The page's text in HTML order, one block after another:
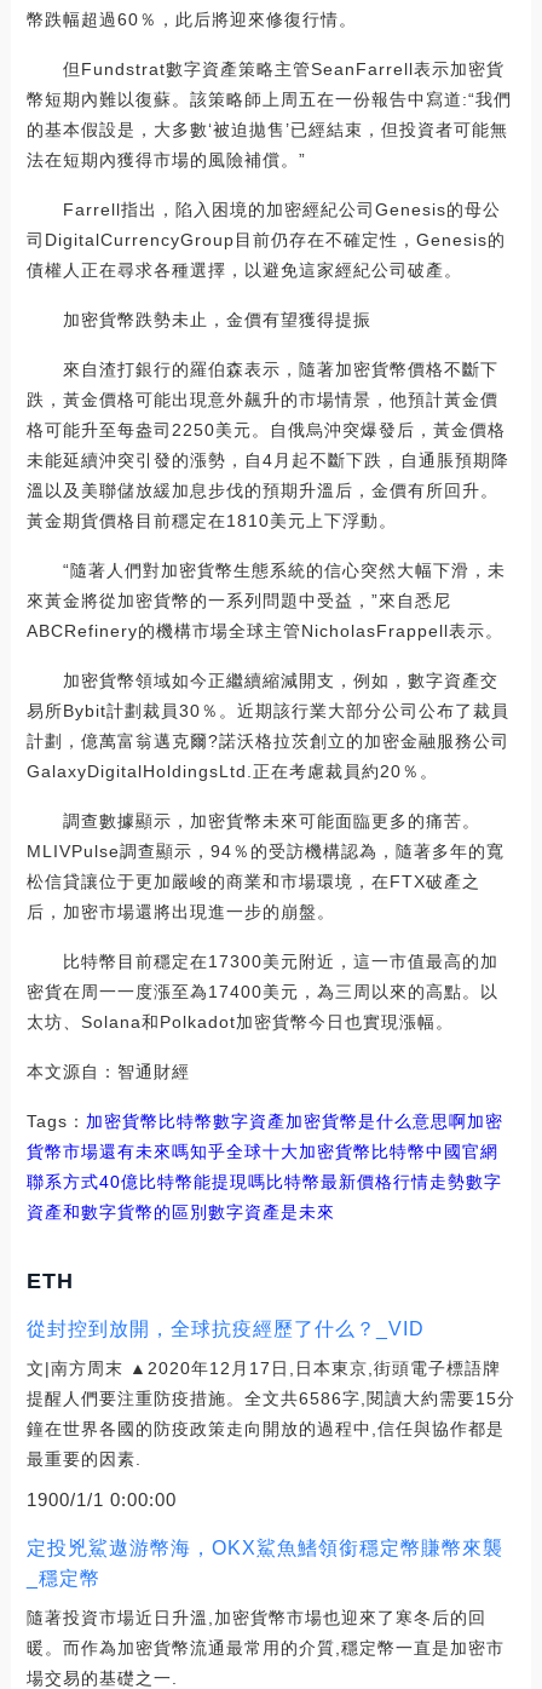
幣跌幅超過60％，此后將迎來修復行情。
但Fundstrat數字資產策略主管SeanFarrell表示加密貨
幣短期內難以復蘇。該策略師上周五在一份報告中寫道:“我們
的基本假設是，大多數‘被迫拋售’已經結束，但投資者可能無
法在短期內獲得市場的風險補償。”
Farrell指出，陷入困境的加密經紀公司Genesis的母公
司DigitalCurrencyGroup目前仍存在不確定性，Genesis的
債權人正在尋求各種選擇，以避免這家經紀公司破產。
加密貨幣跌勢未止，金價有望獲得提振
來自渣打銀行的羅伯森表示，隨著加密貨幣價格不斷下
跌，黃金價格可能出現意外飆升的市場情景，他預計黃金價
格可能升至每盎司2250美元。自俄烏沖突爆發后，黃金價格
未能延續沖突引發的漲勢，自4月起不斷下跌，自通脹預期降
溫以及美聯儲放緩加息步伐的預期升溫后，金價有所回升。
黃金期貨價格目前穩定在1810美元上下浮動。
“隨著人們對加密貨幣生態系統的信心突然大幅下滑，未
來黃金將從加密貨幣的一系列問題中受益，”來自悉尼
ABCRefinery的機構市場全球主管NicholasFrappell表示。
加密貨幣領域如今正繼續縮減開支，例如，數字資產交
易所Bybit計劃裁員30％。近期該行業大部分公司公布了裁員
計劃，億萬富翁邁克爾?諾沃格拉茨創立的加密金融服務公司
GalaxyDigitalHoldingsLtd.正在考慮裁員約20％。
調查數據顯示，加密貨幣未來可能面臨更多的痛苦。
MLIVPulse調查顯示，94％的受訪機構認為，隨著多年的寬
松信貸讓位于更加嚴峻的商業和市場環境，在FTX破產之
后，加密市場還將出現進一步的崩盤。
比特幣目前穩定在17300美元附近，這一市值最高的加
密貨在周一一度漲至為17400美元，為三周以來的高點。以
太坊、Solana和Polkadot加密貨幣今日也實現漲幅。
本文源自：智通財經
Tags： 加密貨幣 比特幣數字資產加密貨幣是什么意思啊加密
貨幣市場還有未來嗎知乎全球十大加密貨幣比特幣中國官網
聯系方式40億比特幣能提現嗎比特幣最新價格行情走勢數字
資產和數字貨幣的區別 數字資產是未來
ETH
從封控到放開，全球抗疫經歷了什么？_VID
文|南方周末 ▲2020年12月17日,日本東京,街頭電子標語牌
提醒人們要注重防疫措施。全文共6586字,閱讀大約需要15分
鐘在世界各國的防疫政策走向開放的過程中,信任與協作都是
最重要的因素.
1900/1/1 0:00:00
定投兇鯊遨游幣海，OKX鯊魚鰭領銜穩定幣賺幣來襲
_穩定幣
隨著投資市場近日升溫,加密貨幣市場也迎來了寒冬后的回
暖。而作為加密貨幣流通最常用的介質,穩定幣一直是加密市
場交易的基礎之一.